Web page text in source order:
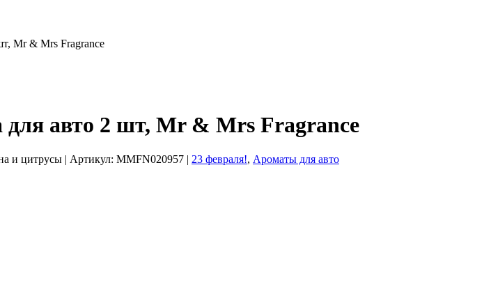
Mr & Mrs Fragrance
авто 2 шт, Mr & Mrs Fragrance
и цитрусы | Артикул: MMFN020957 | 23 февраля!, Ароматы для авто